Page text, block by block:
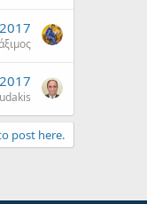
post here.